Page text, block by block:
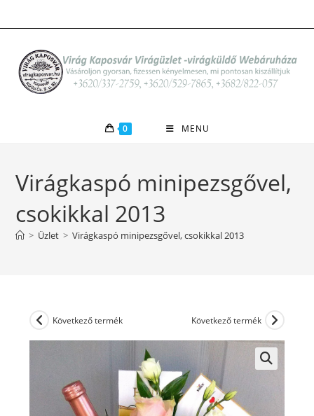
to
0 MENU
Virágkaspó minipezsgővel,
csokikkal 2013
> Üzlet > Virágkaspó minipezsgővel, csokikkal 2013
Következő termék Következő termék